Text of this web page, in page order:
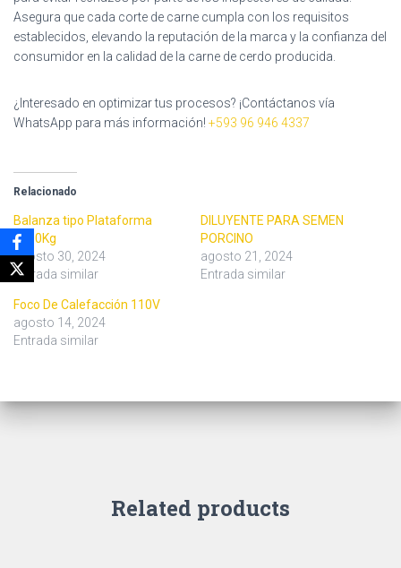
Asegura que cada corte de carne cumpla con los requisitos
establecidos, elevando la reputación de la marca y la confianza del
consumidor en la calidad de la carne de cerdo producida.
¿Interesado en optimizar tus procesos? ¡Contáctanos vía
WhatsApp para más información! +593 96 946 4337
Relacionado
Balanza tipo Plataforma
1000Kg
agosto 30, 2024
Entrada similar
DILUYENTE PARA SEMEN
PORCINO
agosto 21, 2024
Entrada similar
Foco De Calefacción 110V
agosto 14, 2024
Entrada similar
Related products